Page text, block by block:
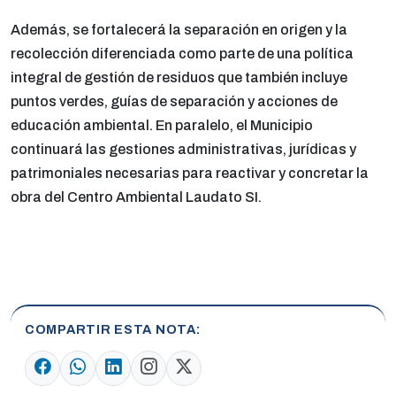
Además, se fortalecerá la separación en origen y la
recolección diferenciada como parte de una política
integral de gestión de residuos que también incluye
puntos verdes, guías de separación y acciones de
educación ambiental. En paralelo, el Municipio
continuará las gestiones administrativas, jurídicas y
patrimoniales necesarias para reactivar y concretar la
obra del Centro Ambiental Laudato SI.
COMPARTIR ESTA NOTA